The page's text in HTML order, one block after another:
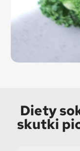
Diety
skutki